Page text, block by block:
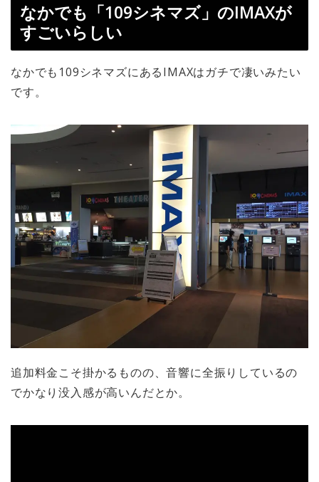
なかでも「109シネマズ」のIMAXが
すごいらしい
なかでも109シネマズにあるIMAXはガチで凄いみたい
です。
追加料金こそ掛かるものの、音響に全振りしているの
でかなり没入感が高いんだとか。